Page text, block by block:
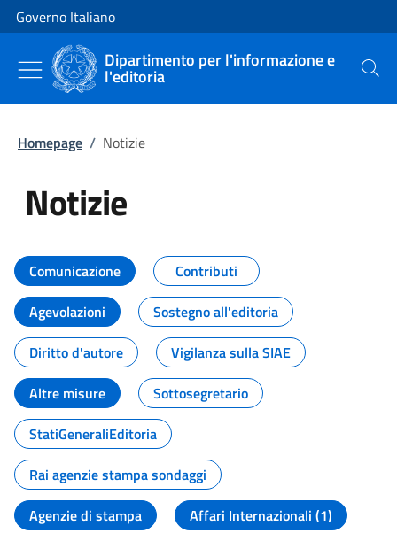
Vai al contenuto
Vai alla navigazione del sito
Governo Italiano
Dipartimento per l'informazione e
l'editoria Cerca
Homepage / Notizie
Notizie
Tutti i contenuti della pagina
Comunicazione
Contributi
Agevolazioni
Sostegno all'editoria
Diritto d'autore
Vigilanza sulla SIAE
Altre misure
Sottosegretario
StatiGeneraliEditoria
Rai agenzie stampa sondaggi
Agenzie di stampa
Affari Internazionali (1)